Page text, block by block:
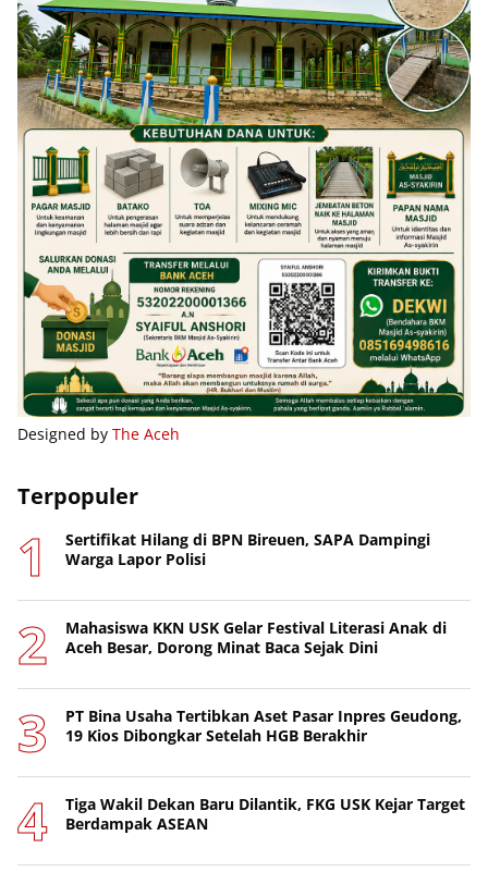
Designed by The Aceh
Terpopuler
Sertifikat Hilang di BPN Bireuen, SAPA Dampingi
Warga Lapor Polisi
Mahasiswa KKN USK Gelar Festival Literasi Anak di
Aceh Besar, Dorong Minat Baca Sejak Dini
PT Bina Usaha Tertibkan Aset Pasar Inpres Geudong,
19 Kios Dibongkar Setelah HGB Berakhir
Tiga Wakil Dekan Baru Dilantik, FKG USK Kejar Target
Berdampak ASEAN